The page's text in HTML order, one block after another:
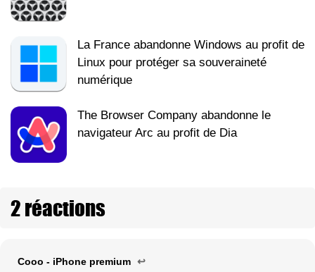
La France abandonne Windows au profit de
Linux pour protéger sa souveraineté
numérique
The Browser Company abandonne le
navigateur Arc au profit de Dia
2 réactions
Cooo - iPhone premium ↩